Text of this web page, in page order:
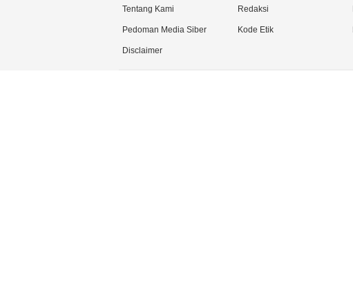
Tentang Kami Redaksi
Pedoman Media Siber Kode Etik
Disclaimer